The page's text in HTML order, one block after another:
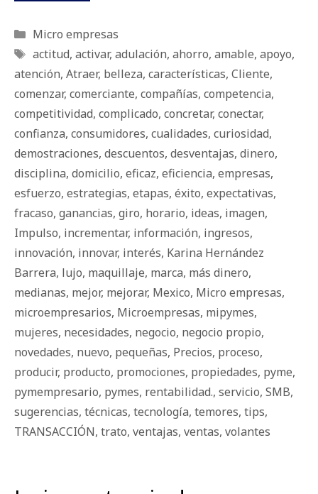
Categorías
Micro empresas
Etiquetas
actitud, activar, adulación, ahorro, amable, apoyo,
atención, Atraer, belleza, características, Cliente,
comenzar, comerciante, compañías, competencia,
competitividad, complicado, concretar, conectar,
confianza, consumidores, cualidades, curiosidad,
demostraciones, descuentos, desventajas, dinero,
disciplina, domicilio, eficaz, eficiencia, empresas,
esfuerzo, estrategias, etapas, éxito, expectativas,
fracaso, ganancias, giro, horario, ideas, imagen,
Impulso, incrementar, información, ingresos,
innovación, innovar, interés, Karina Hernández
Barrera, lujo, maquillaje, marca, más dinero,
medianas, mejor, mejorar, Mexico, Micro empresas,
microempresarios, Microempresas, mipymes,
mujeres, necesidades, negocio, negocio propio,
novedades, nuevo, pequeñas, Precios, proceso,
producir, producto, promociones, propiedades, pyme,
pymempresario, pymes, rentabilidad., servicio, SMB,
sugerencias, técnicas, tecnología, temores, tips,
TRANSACCIÓN, trato, ventajas, ventas, volantes